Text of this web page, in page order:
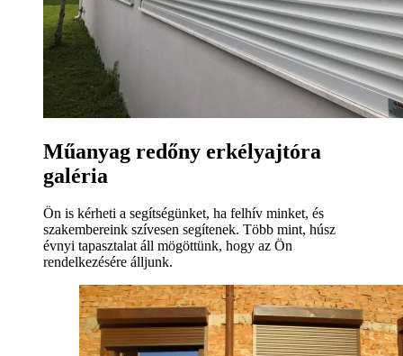
Műanyag redőny erkélyajtóra
galéria
Ön is kérheti a segítségünket, ha felhív minket, és
szakembereink szívesen segítenek. Több mint, húsz
évnyi tapasztalat áll mögöttünk, hogy az Ön
rendelkezésére álljunk.